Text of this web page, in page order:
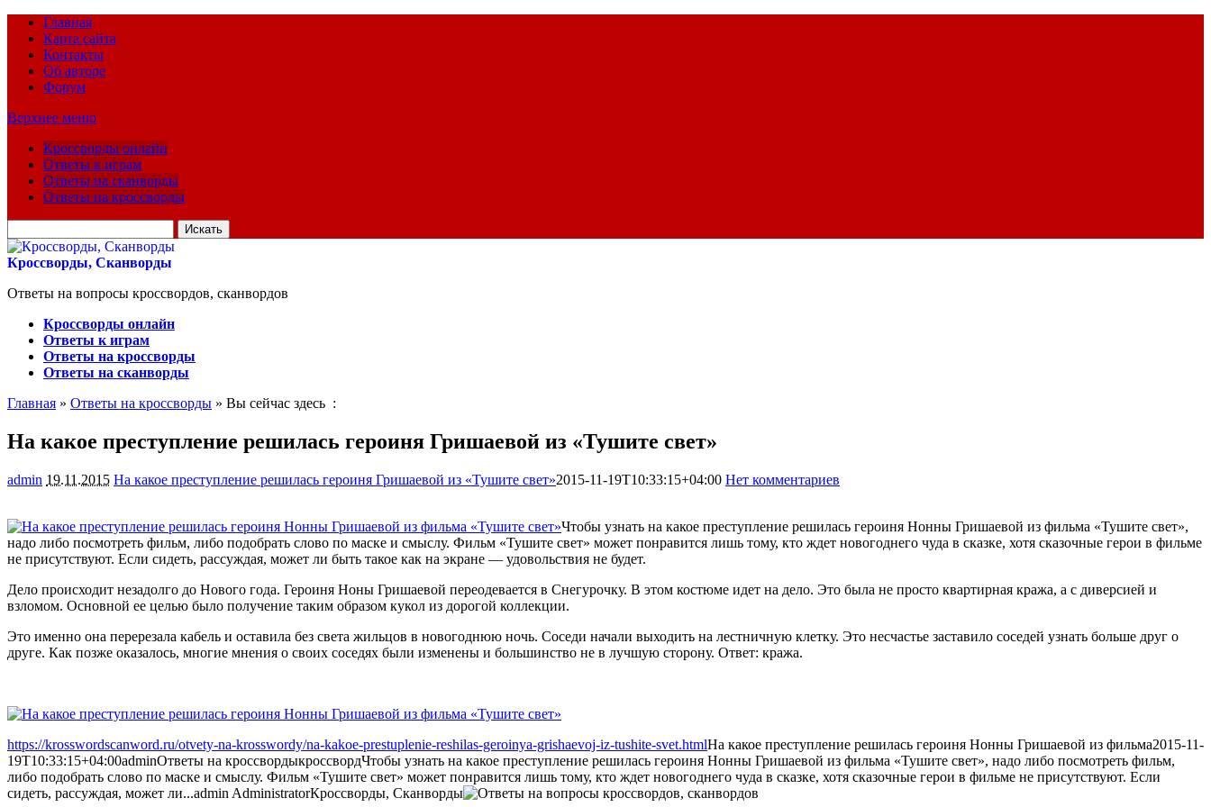
Главная
Карта сайта
Контакты
Об авторе
Форум
Верхнее меню
Кроссворды онлайн
Ответы к играм
Ответы на сканворды
Ответы на кроссворды
для:
Кроссворды, Сканворды
Ответы на вопросы кроссвордов, сканвордов
Кроссворды онлайн
Ответы к играм
Ответы на кроссворды
Ответы на сканворды
Главная » Ответы на кроссворды » Вы сейчас здесь :
На какое преступление решилась героиня Гришаевой из «Тушите свет»
admin 19.11.2015 На какое преступление решилась героиня Гришаевой из «Тушите свет»2015-11-19T10:33:15+04:00 Нет комментариев
Чтобы узнать на какое преступление решилась героиня Нонны Гришаевой из фильма «Тушите свет»,
надо либо посмотреть фильм, либо подобрать слово по маске и смыслу. Фильм «Тушите свет» может понравится лишь тому, кто ждет новогоднего чуда в сказке, хотя сказочные герои в фильме
не присутствуют. Если сидеть, рассуждая, может ли быть такое как на экране — удовольствия не будет.
Дело происходит незадолго до Нового года. Героиня Ноны Гришаевой переодевается в Снегурочку. В этом костюме идет на дело. Это была не просто квартирная кража, а с диверсией и
взломом. Основной ее целью было получение таким образом кукол из дорогой коллекции.
Это именно она перерезала кабель и оставила без света жильцов в новогоднюю ночь. Соседи начали выходить на лестничную клетку. Это несчастье заставило соседей узнать больше друг о
друге. Как позже оказалось, многие мнения о своих соседях были изменены и большинство не в лучшую сторону. Ответ: кража.
https://krosswordscanword.ru/otvety-na-krosswordy/na-kakoe-prestuplenie-reshilas-geroinya-grishaevoj-iz-tushite-svet.htmlНа какое преступление решилась героиня Нонны Гришаевой из фильма2015-11-
19T10:33:15+04:00adminОтветы на кроссвордыкроссвордЧтобы узнать на какое преступление решилась героиня Нонны Гришаевой из фильма «Тушите свет», надо либо посмотреть фильм,
либо подобрать слово по маске и смыслу. Фильм «Тушите свет» может понравится лишь тому, кто ждет новогоднего чуда в сказке, хотя сказочные герои в фильме не присутствуют. Если
сидеть, рассуждая, может ли...admin AdministratorКроссворды, Сканворды